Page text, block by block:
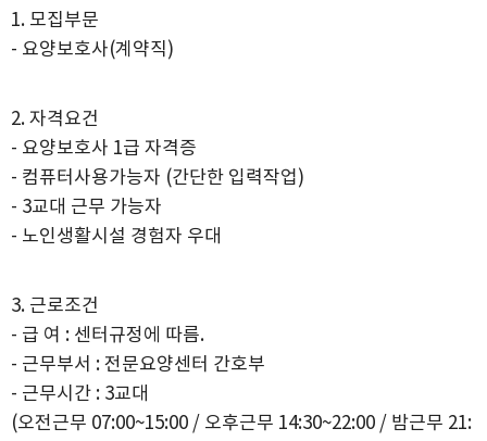
1. 모집부문
- 요양보호사(계약직)
2. 자격요건
- 요양보호사 1급 자격증
- 컴퓨터사용가능자 (간단한 입력작업)
- 3교대 근무 가능자
- 노인생활시설 경험자 우대
3. 근로조건
- 급 여 : 센터규정에 따름.
- 근무부서 : 전문요양센터 간호부
- 근무시간 : 3교대
(오전근무 07:00~15:00 / 오후근무 14:30~22:00 / 밤근무 21: